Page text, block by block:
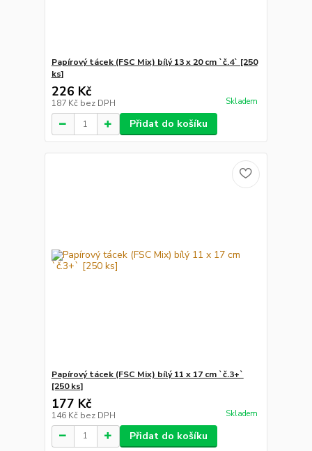
Papírový tácek (FSC Mix) bílý 13 x 20 cm `č.4` [250
ks]
226 Kč
187 Kč bez DPH Skladem
Přidat do košíku
Papírový tácek (FSC Mix) bílý 11 x 17 cm `č.3+`
[250 ks]
177 Kč
146 Kč bez DPH Skladem
Přidat do košíku